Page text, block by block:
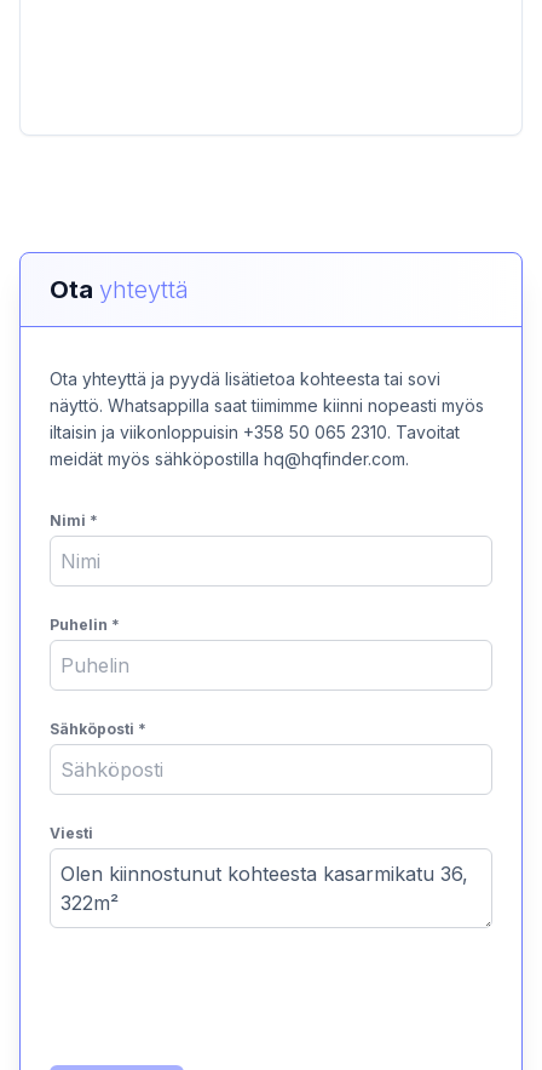
Ota yhteyttä
Ota yhteyttä ja pyydä lisätietoa kohteesta tai sovi
näyttö. Whatsappilla saat tiimimme kiinni nopeasti myös
iltaisin ja viikonloppuisin +358 50 065 2310. Tavoitat
meidät myös sähköpostilla hq@hqfinder.com.
Nimi *
Puhelin *
Sähköposti *
Viesti